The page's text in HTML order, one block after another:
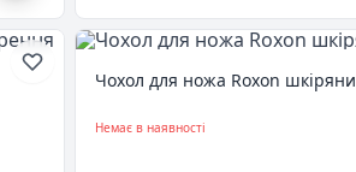
Чохол для ножа Roxon
Немає в наявності